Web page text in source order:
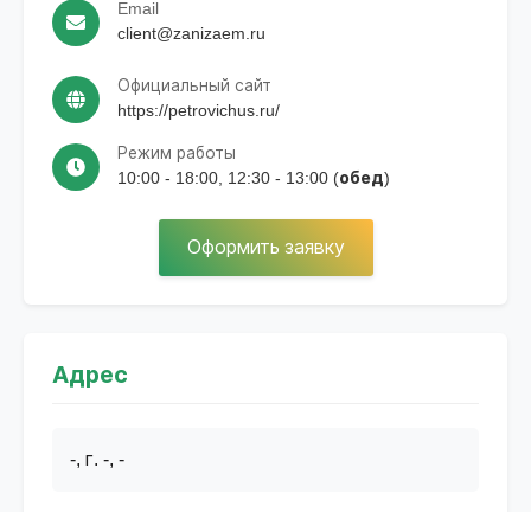
Email
client@zanizaem.ru
Официальный сайт
https://petrovichus.ru/
Режим работы
10:00 - 18:00, 12:30 - 13:00 (обед)
Оформить заявку
Адрес
-, г. -, -